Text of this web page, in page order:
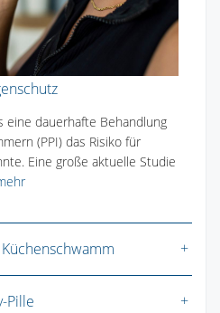
eine dauerhafte Behandlung
(PPI) das Risiko für
Eine große aktuelle Studie
Pille